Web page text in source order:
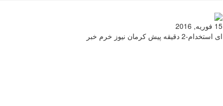
15 فوریه, 2016
ای استخدام-2 دقیقه پیش کرمان نیوز خرم خبر